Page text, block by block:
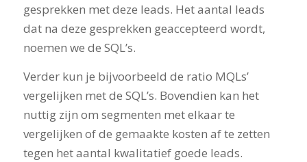
gesprekken met deze leads. Het aantal leads
dat na deze gesprekken geaccepteerd wordt,
noemen we de SQL’s.
Verder kun je bijvoorbeeld de ratio MQLs’
vergelijken met de SQL’s. Bovendien kan het
nuttig zijn om segmenten met elkaar te
vergelijken of de gemaakte kosten af te zetten
tegen het aantal kwalitatief goede leads.